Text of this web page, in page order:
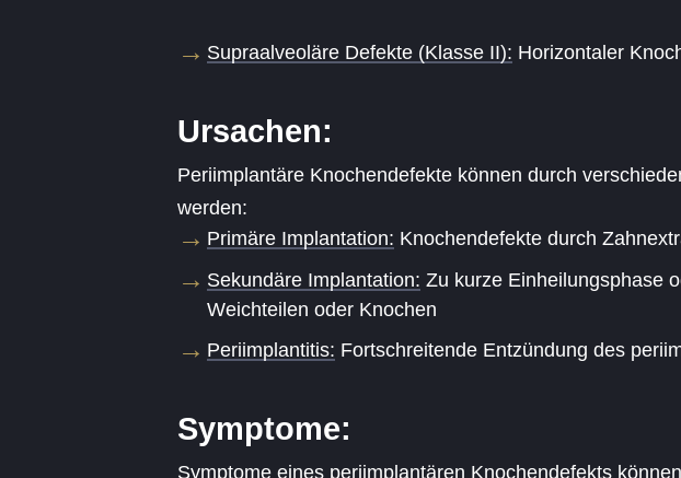
Supraalveoläre Defekte (Klasse II): Horizontaler
Ursachen:
Periimplantäre Knochendefekte können durch
werden:
Primäre Implantation: Knochendefekte durch
Sekundäre Implantation: Zu kurze Einheilungsphase
Weichteilen oder Knochen
Periimplantitis: Fortschreitende Entzündung des
Symptome:
Symptome eines periimplantären Knochendefekts